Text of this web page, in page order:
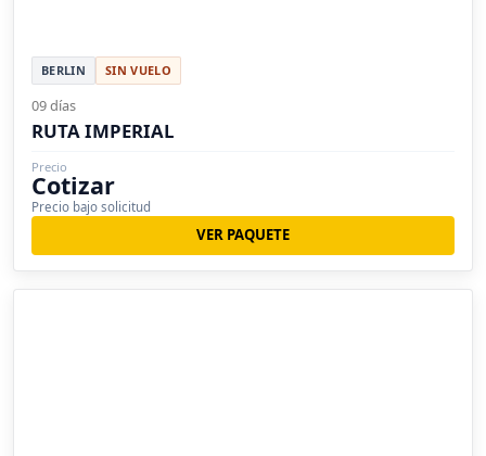
BERLIN SIN VUELO
09 días
RUTA IMPERIAL
Precio
Cotizar
Precio bajo solicitud
VER PAQUETE